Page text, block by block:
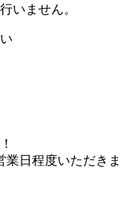
いません。
日程度いただきま